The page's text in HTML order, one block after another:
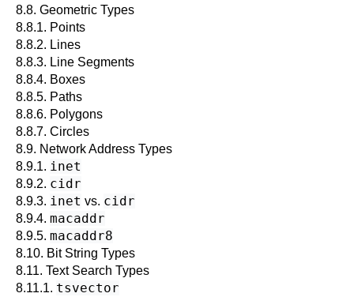
8.8. Geometric Types
8.8.1. Points
8.8.2. Lines
8.8.3. Line Segments
8.8.4. Boxes
8.8.5. Paths
8.8.6. Polygons
8.8.7. Circles
8.9. Network Address Types
8.9.1. inet
8.9.2. cidr
8.9.3. inet vs. cidr
8.9.4. macaddr
8.9.5. macaddr8
8.10. Bit String Types
8.11. Text Search Types
8.11.1. tsvector